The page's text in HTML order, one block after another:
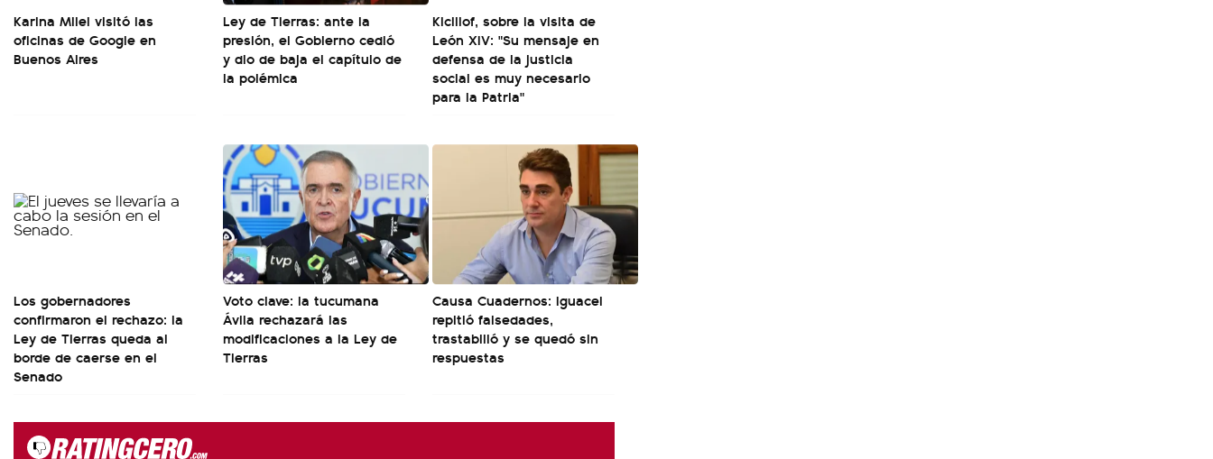
Karina Milei visitó las
oficinas de Google en
Buenos Aires
Ley de Tierras: ante la
presión, el Gobierno cedió
y dio de baja el capítulo de
la polémica
Kicillof, sobre la visita de
León XIV: "Su mensaje en
defensa de la justicia
social es muy necesario
para la Patria"
Los gobernadores
confirmaron el rechazo: la
Ley de Tierras queda al
borde de caerse en el
Senado
Voto clave: la tucumana
Ávila rechazará las
modificaciones a la Ley de
Tierras
Causa Cuadernos: Iguacel
repitió falsedades,
trastabilló y se quedó sin
respuestas